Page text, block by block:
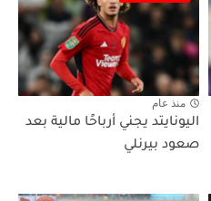
منذ عام
اليونايتد يجني أرباحًا مالية بعد
صعود بيرنلي